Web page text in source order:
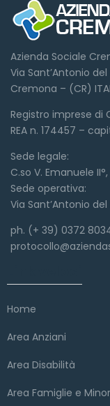
Azienda Sociale
Via Sant’Antonio
Cremona – (CR)
Registro imprese di
REA n. 174457 –
Sede legale:
C.so V. Emanuele
Sede operativa:
Via Sant’Antonio
ph. (+ 39) 0372
Home
Area Anziani
Area Disabilità
Area Famiglie e